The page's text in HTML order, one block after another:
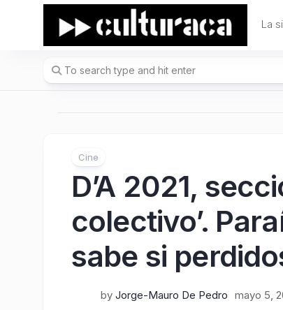
La
Cine
D’A 2021,
colectivo’.
sabe si
by Jorge-Mauro De Pedro mayo 5,